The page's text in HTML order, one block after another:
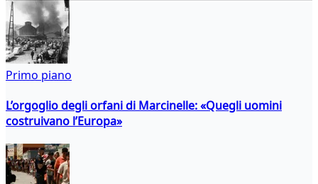
Primo piano
L’orgoglio degli orfani di Marcinelle: «Quegli uomini
costruivano l’Europa»